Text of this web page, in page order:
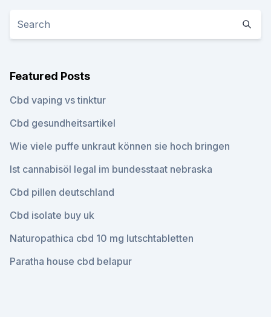
Featured Posts
Cbd vaping vs tinktur
Cbd gesundheitsartikel
Wie viele puffe unkraut können sie hoch bringen
Ist cannabisöl legal im bundesstaat nebraska
Cbd pillen deutschland
Cbd isolate buy uk
Naturopathica cbd 10 mg lutschtabletten
Paratha house cbd belapur